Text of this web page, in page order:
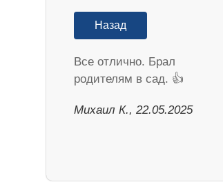
Назад
Все отлично. Брал
родителям в сад. 👍
Михаил К., 22.05.2025